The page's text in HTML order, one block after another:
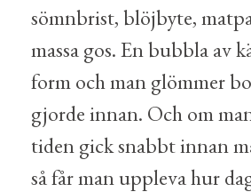
sömnbrist, blöjbyte,
massa gos. En bubbla av
form och man glömmer
gjorde innan. Och om
tiden gick snabbt innan
så får man uppleva hur